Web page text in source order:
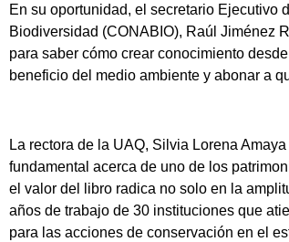
En su oportunidad, el secretario Ejecutivo
Biodiversidad (CONABIO), Raúl Jiménez
para saber cómo crear conocimiento
beneficio del medio ambiente y abonar a
La rectora de la UAQ, Silvia Lorena
fundamental acerca de uno de los
el valor del libro radica no solo en la
años de trabajo de 30 instituciones que
para las acciones de conservación en el